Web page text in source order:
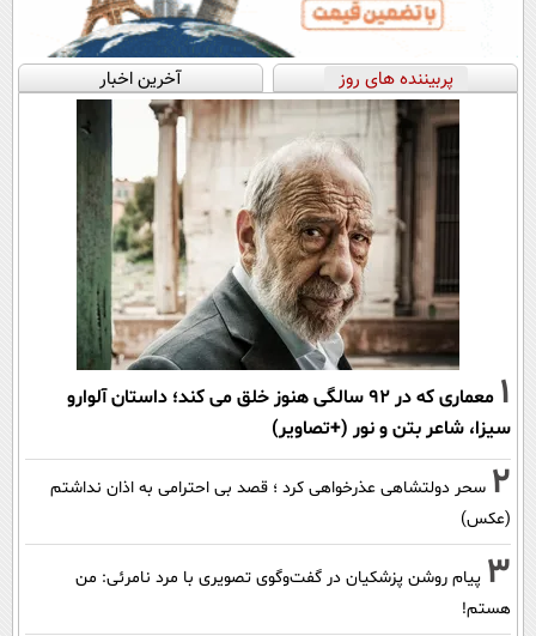
پربیننده های روز آخرین اخبار
1
معماری که در 92 سالگی هنوز خلق می کند؛ داستان آلوارو
سیزا، شاعر بتن و نور (+تصاویر)
2 سحر دولتشاهی عذرخواهی کرد ؛ قصد بی احترامی به اذان نداشتم
(عکس)
3 پیام روشن پزشکیان در گفت‌و‌گوی تصویری با مرد نامرئی: من
هستم!